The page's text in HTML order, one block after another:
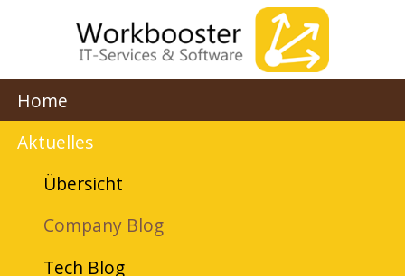
Home
Aktuelles
Übersicht
Company Blog
Tech Blog